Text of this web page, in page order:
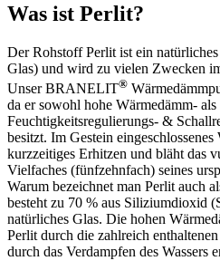
Was ist Perlit?
Der Rohstoff Perlit ist ein
Glas) und wird zu vielen Zwecken
Unser BRANELIT®
da er sowohl hohe Wärmedämm- als
Feuchtigkeitsregulierungs- &
besitzt. Im Gestein
kurzzeitiges Erhitzen und bläht das
Vielfaches (fünfzehnfach) seines
Warum bezeichnet man Perlit auch
besteht zu 70 % aus Siliziumdioxid
natürliches Glas. Die hohen
Perlit durch die zahlreich
durch das Verdampfen des Wassers